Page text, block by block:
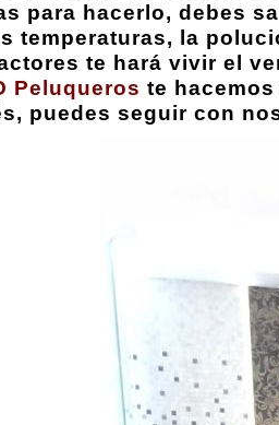
para hacerlo, debes
temperaturas, la
te hará vivir el
Peluqueros te hacemos
puedes seguir con